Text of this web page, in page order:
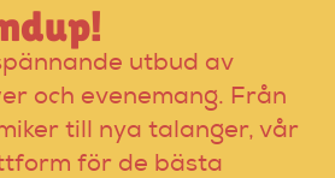
utbud av
och evenemang. Från
till nya talanger, vår
för de bästa